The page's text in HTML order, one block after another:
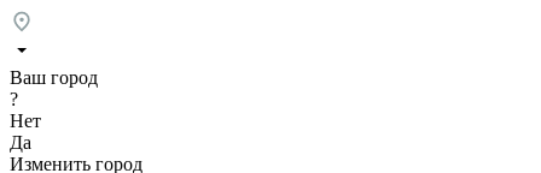
Ваш город
?
Нет
Да
Изменить город